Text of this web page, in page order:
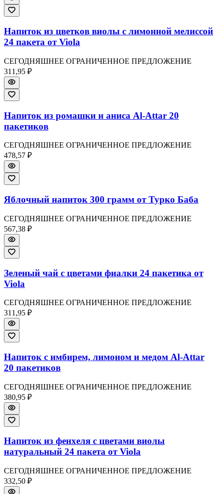
Напиток из цветков виолы с лимонной мелиссой
24 пакета от Viola
СЕГОДНЯШНЕЕ ОГРАНИЧЕННОЕ ПРЕДЛОЖЕНИЕ
311,95 ₽
Напиток из ромашки и аниса Al-Attar 20
пакетиков
СЕГОДНЯШНЕЕ ОГРАНИЧЕННОЕ ПРЕДЛОЖЕНИЕ
478,57 ₽
Яблочный напиток 300 грамм от Турко Баба
СЕГОДНЯШНЕЕ ОГРАНИЧЕННОЕ ПРЕДЛОЖЕНИЕ
567,38 ₽
Зеленый чай с цветами фиалки 24 пакетика от
Viola
СЕГОДНЯШНЕЕ ОГРАНИЧЕННОЕ ПРЕДЛОЖЕНИЕ
311,95 ₽
Напиток с имбирем, лимоном и медом Al-Attar
20 пакетиков
СЕГОДНЯШНЕЕ ОГРАНИЧЕННОЕ ПРЕДЛОЖЕНИЕ
380,95 ₽
Напиток из фенхеля с цветами виолы
натуральный 24 пакета от Viola
СЕГОДНЯШНЕЕ ОГРАНИЧЕННОЕ ПРЕДЛОЖЕНИЕ
332,50 ₽